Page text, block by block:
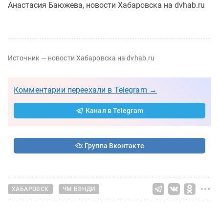
Анастасия Баюжева, новости Хабаровска на dvhab.ru
Источник — новости Хабаровска на dvhab.ru
Комментарии переехали в Telegram →
Канал в Telegram
Группа Вконтакте
ХАБАРОВСК ЧМ БЭНДИ